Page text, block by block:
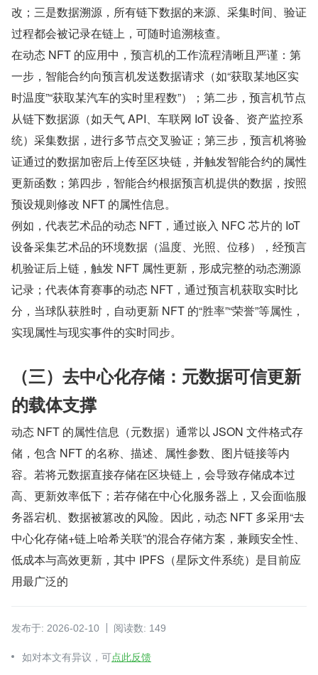
改；三是数据溯源，所有链下数据的来源、采集时间、验证
过程都会被记录在链上，可随时追溯核查。
在动态 NFT 的应用中，预言机的工作流程清晰且严谨：第
一步，智能合约向预言机发送数据请求（如“获取某地区实
时温度”“获取某汽车的实时里程数”）；第二步，预言机节点
从链下数据源（如天气 API、车联网 IoT 设备、资产监控系
统）采集数据，进行多节点交叉验证；第三步，预言机将验
证通过的数据加密后上传至区块链，并触发智能合约的属性
更新函数；第四步，智能合约根据预言机提供的数据，按照
预设规则修改 NFT 的属性信息。
例如，代表艺术品的动态 NFT，通过嵌入 NFC 芯片的 IoT
设备采集艺术品的环境数据（温度、光照、位移），经预言
机验证后上链，触发 NFT 属性更新，形成完整的动态溯源
记录；代表体育赛事的动态 NFT，通过预言机获取实时比
分，当球队获胜时，自动更新 NFT 的“胜率”“荣誉”等属性，
实现属性与现实事件的实时同步。
（三）去中心化存储：元数据可信更新
的载体支撑
动态 NFT 的属性信息（元数据）通常以 JSON 文件格式存
储，包含 NFT 的名称、描述、属性参数、图片链接等内
容。若将元数据直接存储在区块链上，会导致存储成本过
高、更新效率低下；若存储在中心化服务器上，又会面临服
务器宕机、数据被篡改的风险。因此，动态 NFT 多采用“去
中心化存储+链上哈希关联”的混合存储方案，兼顾安全性、
低成本与高效更新，其中 IPFS（星际文件系统）是目前应
用最广泛的
发布于: 2026-02-10 阅读数: 149
如对本文有异议，可点此反馈